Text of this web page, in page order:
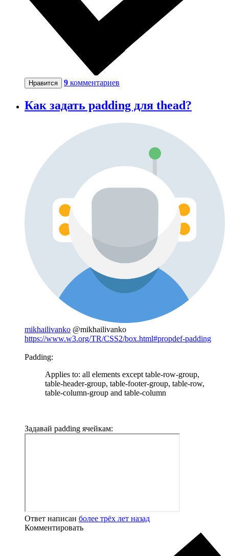
Нравится 9 комментариев
Как задать padding для thead?
mikhailivanko @mikhailivanko
https://www.w3.org/TR/CSS2/box.html#propdef-padding
Padding:
Applies to: all elements except table-row-group,
table-header-group, table-footer-group, table-row,
table-column-group and table-column
Задавай padding ячейкам:
Ответ написан более трёх лет назад
Комментировать